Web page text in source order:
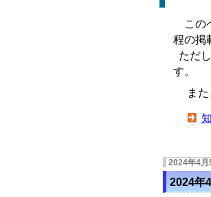
この
程の掲
ただ
す。
また
2024年4月
2024年